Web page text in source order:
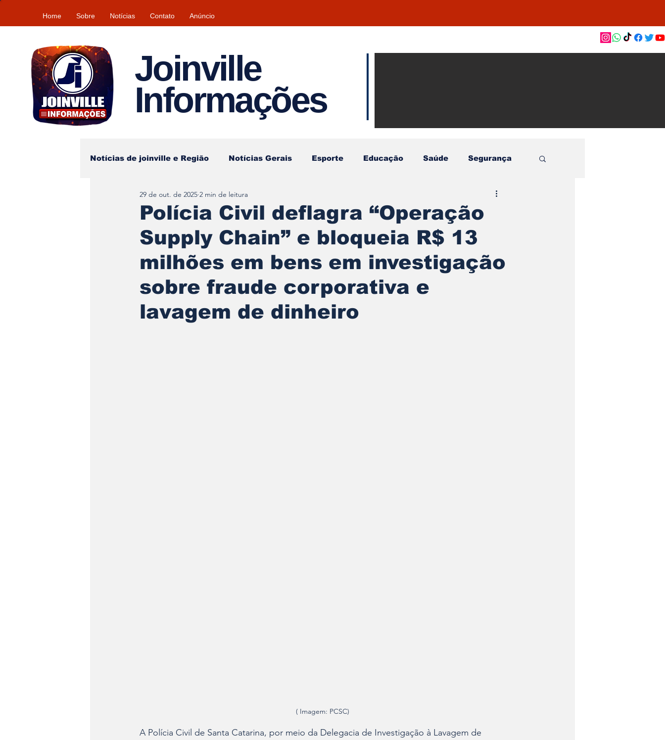
Home Sobre Notícias Contato Anúncio
Joinville
Informações
Notícias de joinville e Região Notícias Gerais Esporte Educação Saúde Segurança
Tempo\clima
Polícia Civil deflagra “Operação
Supply Chain” e bloqueia R$ 13
milhões em bens em investigação
sobre fraude corporativa e
lavagem de dinheiro
29 de out. de 2025 2 min de leitura
( Imagem: PCSC)
A Polícia Civil de Santa Catarina, por meio da Delegacia de Investigação à Lavagem de